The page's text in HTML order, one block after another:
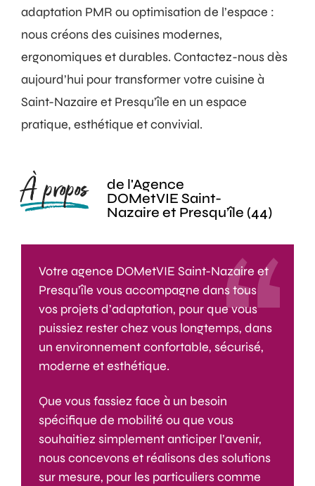
adaptation PMR ou optimisation de l’espace :
nous créons des cuisines modernes,
ergonomiques et durables. Contactez-nous dès
aujourd’hui pour transformer votre cuisine à
Saint-Nazaire et Presqu’île en un espace
pratique, esthétique et convivial.
À propos
de l'Agence
DOMetVIE Saint-
Nazaire et Presqu’île (44)
Votre agence DOMetVIE Saint-Nazaire et
Presqu’île vous accompagne dans tous
vos projets d’adaptation, pour que vous
puissiez rester chez vous longtemps, dans
un environnement confortable, sécurisé,
moderne et esthétique.
Que vous fassiez face à un besoin
spécifique de mobilité ou que vous
souhaitiez simplement anticiper l’avenir,
nous concevons et réalisons des solutions
sur mesure, pour les particuliers comme